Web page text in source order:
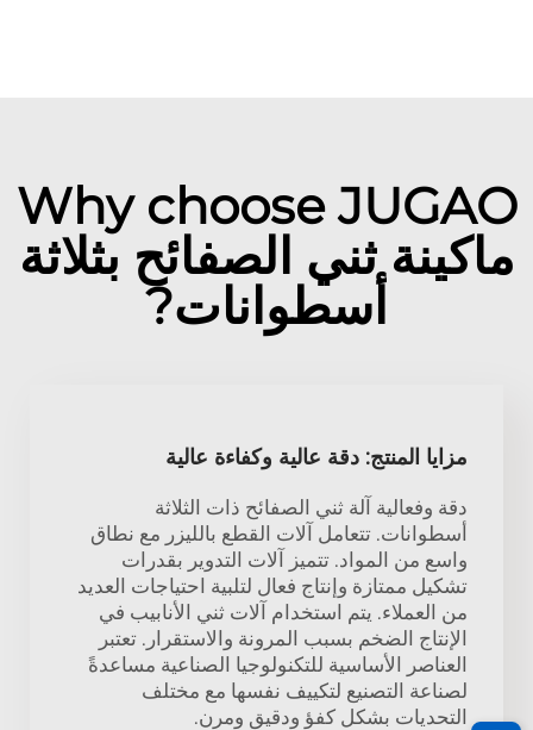
Why choose JUGAO
ماكينة ثني الصفائح بثلاثة
أسطوانات?
مزايا المنتج: دقة عالية وكفاءة عالية
دقة وفعالية آلة ثني الصفائح ذات الثلاثة
أسطوانات. تتعامل آلات القطع بالليزر مع نطاق
واسع من المواد. تتميز آلات التدوير بقدرات
تشكيل ممتازة وإنتاج فعال لتلبية احتياجات العديد
من العملاء. يتم استخدام آلات ثني الأنابيب في
الإنتاج الضخم بسبب المرونة والاستقرار. تعتبر
العناصر الأساسية للتكنولوجيا الصناعية مساعدةً
لصناعة التصنيع لتكييف نفسها مع مختلف
التحديات بشكل كفؤ ودقيق ومرن.